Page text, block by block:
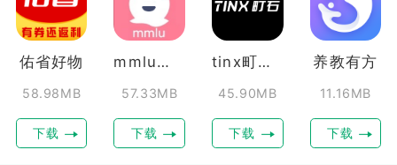
佑省好物
58.98MB
下载
mmlu漫画板
57.33MB
下载
tinx町石助听器
45.90MB
下载
养教有方
11.16MB
下载